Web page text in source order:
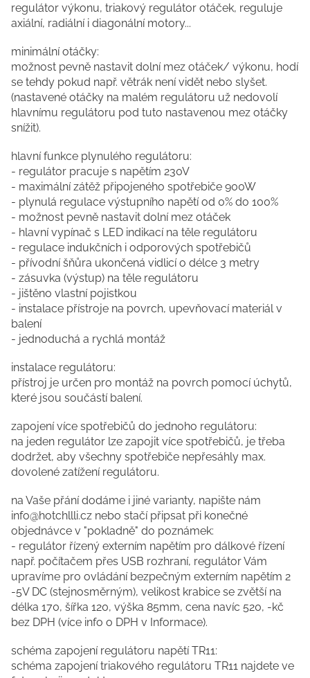
regulátor výkonu, triakový regulátor otáček, reguluje
axiální, radiální i diagonální motory...
minimální otáčky:
možnost pevně nastavit dolní mez otáček/ výkonu, hodí
se tehdy pokud např. větrák není vidět nebo slyšet.
(nastavené otáčky na malém regulátoru už nedovolí
hlavnímu regulátoru pod tuto nastavenou mez otáčky
snížit).
hlavní funkce plynulého regulátoru:
- regulátor pracuje s napětím 230V
- maximální zátěž připojeného spotřebiče 900W
- plynulá regulace výstupního napětí od 0% do 100%
- možnost pevně nastavit dolní mez otáček
- hlavní vypínač s LED indikací na těle regulátoru
- regulace indukčních i odporových spotřebičů
- přívodní šňůra ukončená vidlicí o délce 3 metry
- zásuvka (výstup) na těle regulátoru
- jištěno vlastní pojistkou
- instalace přístroje na povrch, upevňovací materiál v
balení
- jednoduchá a rychlá montáž
instalace regulátoru:
přístroj je určen pro montáž na povrch pomocí úchytů,
které jsou součástí balení.
zapojení více spotřebičů do jednoho regulátoru:
na jeden regulátor lze zapojit více spotřebičů, je třeba
dodržet, aby všechny spotřebiče nepřesáhly max.
dovolené zatížení regulátoru.
na Vaše přání dodáme i jiné varianty, napište nám
info@hotchllli.cz nebo stačí připsat při konečné
objednávce v "pokladně" do poznámek:
- regulátor řízený externím napětím pro dálkové řízení
např. počítačem přes USB rozhraní, regulátor Vám
upravíme pro ovládání bezpečným externím napětím 2
-5V DC (stejnosměrným), velikost krabice se zvětší na
délka 170, šířka 120, výška 85mm, cena navíc 520, -kč
bez DPH (více info o DPH v Informace).
schéma zapojení regulátoru napětí TR11:
schéma zapojení triakového regulátoru TR11 najdete ve